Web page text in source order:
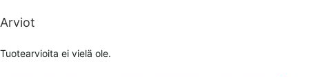
Arviot
Tuotearvioita ei vielä ole.